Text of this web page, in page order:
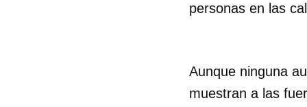
personas en las
Aunque ninguna
muestran a las